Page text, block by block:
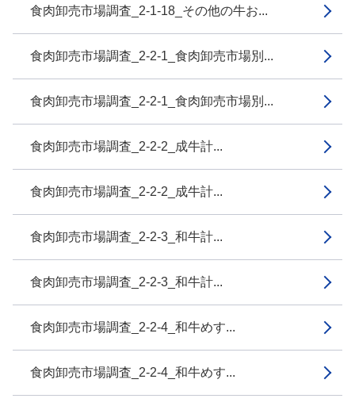
食肉卸売市場調査_2-1-18_その他の牛お...
食肉卸売市場調査_2-2-1_食肉卸売市場別...
食肉卸売市場調査_2-2-1_食肉卸売市場別...
食肉卸売市場調査_2-2-2_成牛計...
食肉卸売市場調査_2-2-2_成牛計...
食肉卸売市場調査_2-2-3_和牛計...
食肉卸売市場調査_2-2-3_和牛計...
食肉卸売市場調査_2-2-4_和牛めす...
食肉卸売市場調査_2-2-4_和牛めす...